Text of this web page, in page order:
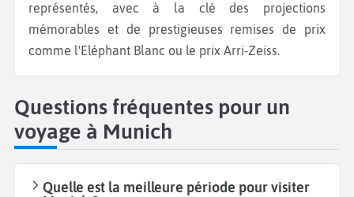
représentés, avec à la clé des projections
mémorables et de prestigieuses remises de prix
comme l'Eléphant Blanc ou le prix Arri-Zeiss.
Questions fréquentes pour un
voyage à Munich
Quelle est la meilleure période pour visiter